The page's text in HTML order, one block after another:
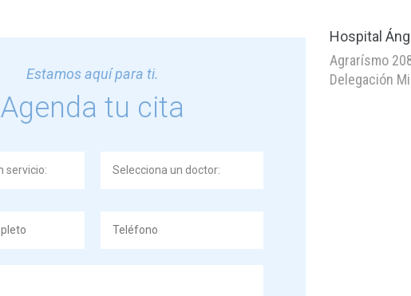
Estamos aquí para ti.
Agenda tu cita
Hospital
Agrarísmo
Delegación